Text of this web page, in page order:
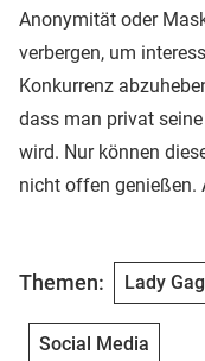
Anonymität oder
verbergen, um
Konkurrenz
dass man privat
wird. Nur können
nicht offen genießen.
Themen: Lady
Social Media